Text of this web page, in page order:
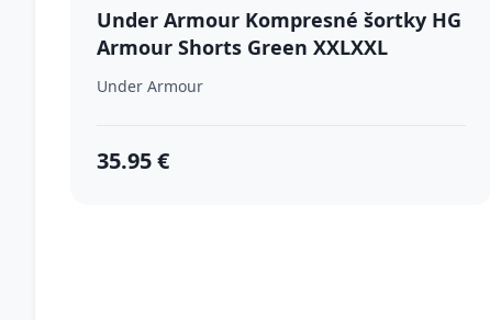
Under Armour Kompresné šortky HG
Armour Shorts Green XXLXXL
Under Armour
35.95 €